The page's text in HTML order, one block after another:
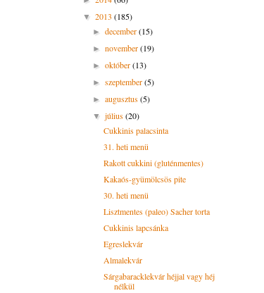
▼ 2013 (185)
►december(15)
►november(19)
►október(13)
►szeptember(5)
►augusztus(5)
▼július(20)
Cukkinis palacsinta
31. heti menü
Rakott cukkini (gluténmentes)
Kakaós-gyümölcsös pite
30. heti menü
Lisztmentes (paleo) Sacher torta
Cukkinis lapcsánka
Egreslekvár
Almalekvár
Sárgabaracklekvár héjjal vagy héj
nélkül